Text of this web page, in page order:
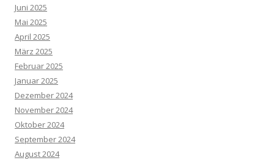
Juni 2025
Mai 2025
April 2025
März 2025
Februar 2025
Januar 2025
Dezember 2024
November 2024
Oktober 2024
September 2024
August 2024